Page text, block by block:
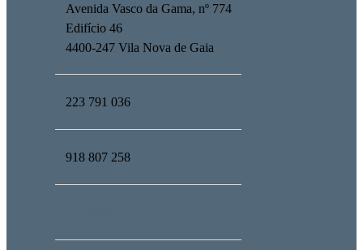
Avenida Vasco da Gama, nº 774
Edifício 46
4400-247 Vila Nova de Gaia
223 791 036
918 807 258